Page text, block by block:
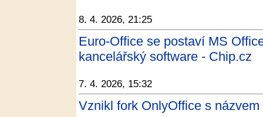
8. 4. 2026, 21:25
Euro-Office se postaví MS
kancelářský software - Chip.cz
7. 4. 2026, 15:32
Vznikl fork OnlyOffice s